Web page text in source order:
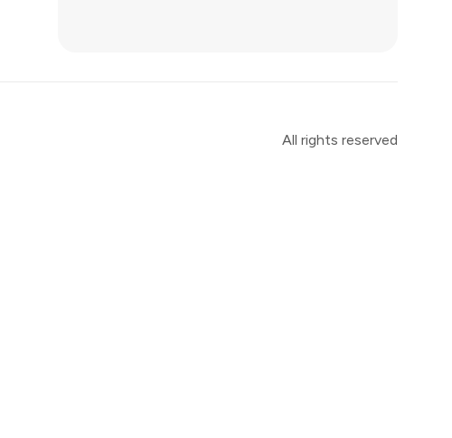
All rights reserved